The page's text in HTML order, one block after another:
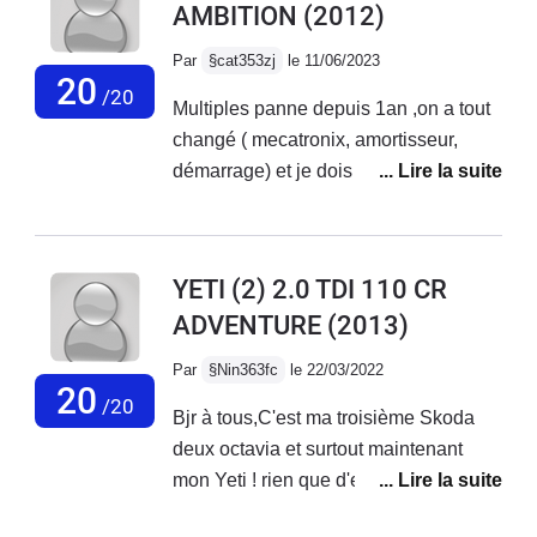
20 /20
AMBITION (2012)
Par §cat353zj le 11/06/2023
Multiples panne depuis 1an ,on a tout
changé ( mecatronix, amortisseur,
démarrage) et je dois changer
tableau de bord numérique à part
malgré batterie ok et bloc Neiman
changé, les Garagistes me
de ne pas pouvoir une fois pour toute
réparer une voiture aujourd'hui !
Surtout que super moteur et je ne veux
20 /20
YETI (2) 2.0 TDI 110 CR
ADVENTURE (2013)
Par §Nin363fc le 22/03/2022
Bjr à tous,C'est ma troisième Skoda
deux octavia et surtout maintenant
mon Yeti ! rien que d'en parler j'ai les